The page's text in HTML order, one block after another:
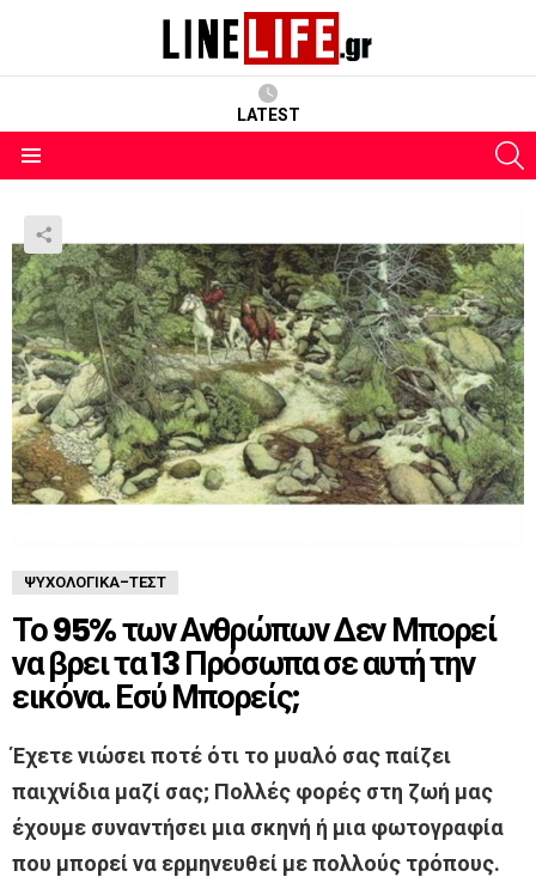
LATEST
ΨΥΧΟΛΟΓΙΚΆ-ΤΈΣΤ
Το 95% των Ανθρώπων Δεν Μπορεί
να βρει τα 13 Πρόσωπα σε αυτή την
εικόνα. Εσύ Μπορείς;
Έχετε νιώσει ποτέ ότι το μυαλό σας παίζει
παιχνίδια μαζί σας; Πολλές φορές στη ζωή μας
έχουμε συναντήσει μια σκηνή ή μια φωτογραφία
που μπορεί να ερμηνευθεί με πολλούς τρόπους.